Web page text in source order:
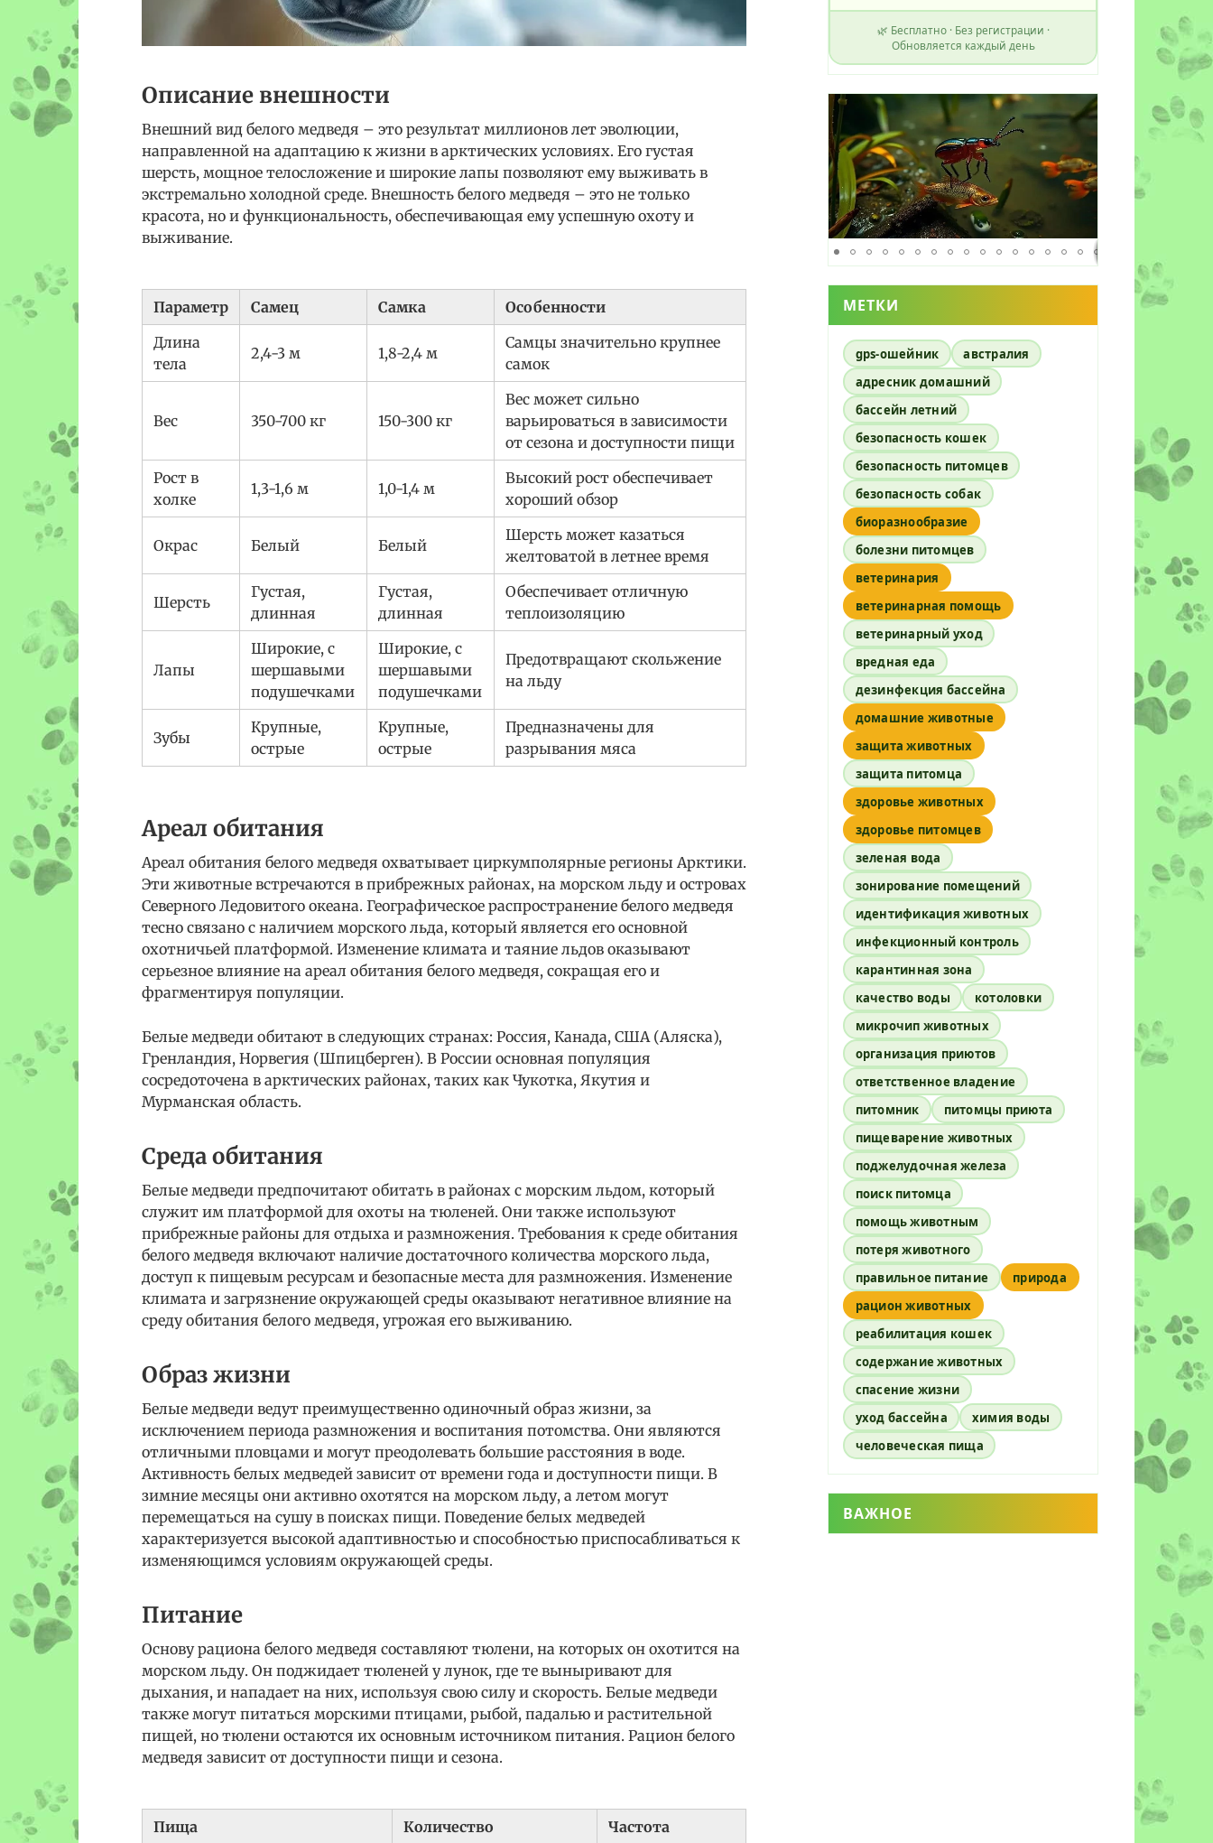
Описание внешности
Внешний вид белого медведя – это результат миллионов лет эволюции,
направленной на адаптацию к жизни в арктических условиях. Его густая
шерсть, мощное телосложение и широкие лапы позволяют ему выживать в
экстремально холодной среде. Внешность белого медведя – это не только
красота, но и функциональность, обеспечивающая ему успешную охоту и
выживание.
Параметр Самец Самка
Особенности
Длина
тела
2,4-3 м 1,8-2,4 м
Самцы значительно крупнее
самок
Вес 350-700 кг 150-300 кг
Вес может сильно
варьироваться в зависимости
от сезона и доступности пищи
Рост в
холке
1,3-1,6 м 1,0-1,4 м
Высокий рост обеспечивает
хороший обзор
Окрас Белый Белый
Шерсть может казаться
желтоватой в летнее время
Шерсть
Густая,
длинная
Густая,
длинная
Обеспечивает отличную
теплоизоляцию
Лапы
Широкие, с
шершавыми
подушечками
Широкие, с
шершавыми
подушечками
Предотвращают скольжение
на льду
Зубы
Крупные,
острые
Крупные,
острые
Предназначены для
разрывания мяса
Ареал обитания
Ареал обитания белого медведя охватывает циркумполярные регионы Арктики.
Эти животные встречаются в прибрежных районах, на морском льду и островах
Северного Ледовитого океана. Географическое распространение белого медведя
тесно связано с наличием морского льда, который является его основной
охотничьей платформой. Изменение климата и таяние льдов оказывают
серьезное влияние на ареал обитания белого медведя, сокращая его и
фрагментируя популяции.
Белые медведи обитают в следующих странах: Россия, Канада, США (Аляска),
Гренландия, Норвегия (Шпицберген). В России основная популяция
сосредоточена в арктических районах, таких как Чукотка, Якутия и
Мурманская область.
Среда обитания
Белые медведи предпочитают обитать в районах с морским льдом, который
служит им платформой для охоты на тюленей. Они также используют
прибрежные районы для отдыха и размножения. Требования к среде обитания
белого медведя включают наличие достаточного количества морского льда,
доступ к пищевым ресурсам и безопасные места для размножения. Изменение
климата и загрязнение окружающей среды оказывают негативное влияние на
среду обитания белого медведя, угрожая его выживанию.
Образ жизни
Белые медведи ведут преимущественно одиночный образ жизни, за
исключением периода размножения и воспитания потомства. Они являются
отличными пловцами и могут преодолевать большие расстояния в воде.
Активность белых медведей зависит от времени года и доступности пищи. В
зимние месяцы они активно охотятся на морском льду, а летом могут
перемещаться на сушу в поисках пищи. Поведение белых медведей
характеризуется высокой адаптивностью и способностью приспосабливаться к
изменяющимся условиям окружающей среды.
Питание
Основу рациона белого медведя составляют тюлени, на которых он охотится на
морском льду. Он поджидает тюленей у лунок, где те выныривают для
дыхания, и нападает на них, используя свою силу и скорость. Белые медведи
также могут питаться морскими птицами, рыбой, падалью и растительной
пищей, но тюлени остаются их основным источником питания. Рацион белого
медведя зависит от доступности пищи и сезона.
Пища Количество Частота
🌿 Бесплатно · Без регистрации ·
Обновляется каждый день
МЕТКИ
gps-ошейник
австралия
адресник домашний
бассейн летний
безопасность кошек
безопасность питомцев
безопасность собак
биоразнообразие
болезни питомцев
ветеринария
ветеринарная помощь
ветеринарный уход
вредная еда
дезинфекция бассейна
домашние животные
защита животных
защита питомца
здоровье животных
здоровье питомцев
зеленая вода
зонирование помещений
идентификация животных
инфекционный контроль
карантинная зона
качество воды
котоловки
микрочип животных
организация приютов
ответственное владение
питомник
питомцы приюта
пищеварение животных
поджелудочная железа
поиск питомца
помощь животным
потеря животного
правильное питание
природа
рацион животных
реабилитация кошек
содержание животных
спасение жизни
уход бассейна
химия воды
человеческая пища
ВАЖНОЕ